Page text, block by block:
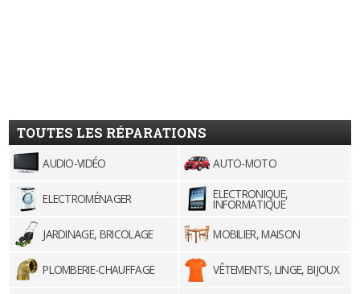
TOUTES LES RÉPARATIONS
AUDIO-VIDÉO AUTO-MOTO
ELECTROMÉNAGER ELECTRONIQUE,
INFORMATIQUE
JARDINAGE, BRICOLAGE
MOBILIER, MAISON
PLOMBERIE-CHAUFFAGE VÊTEMENTS, LINGE, BIJOUX